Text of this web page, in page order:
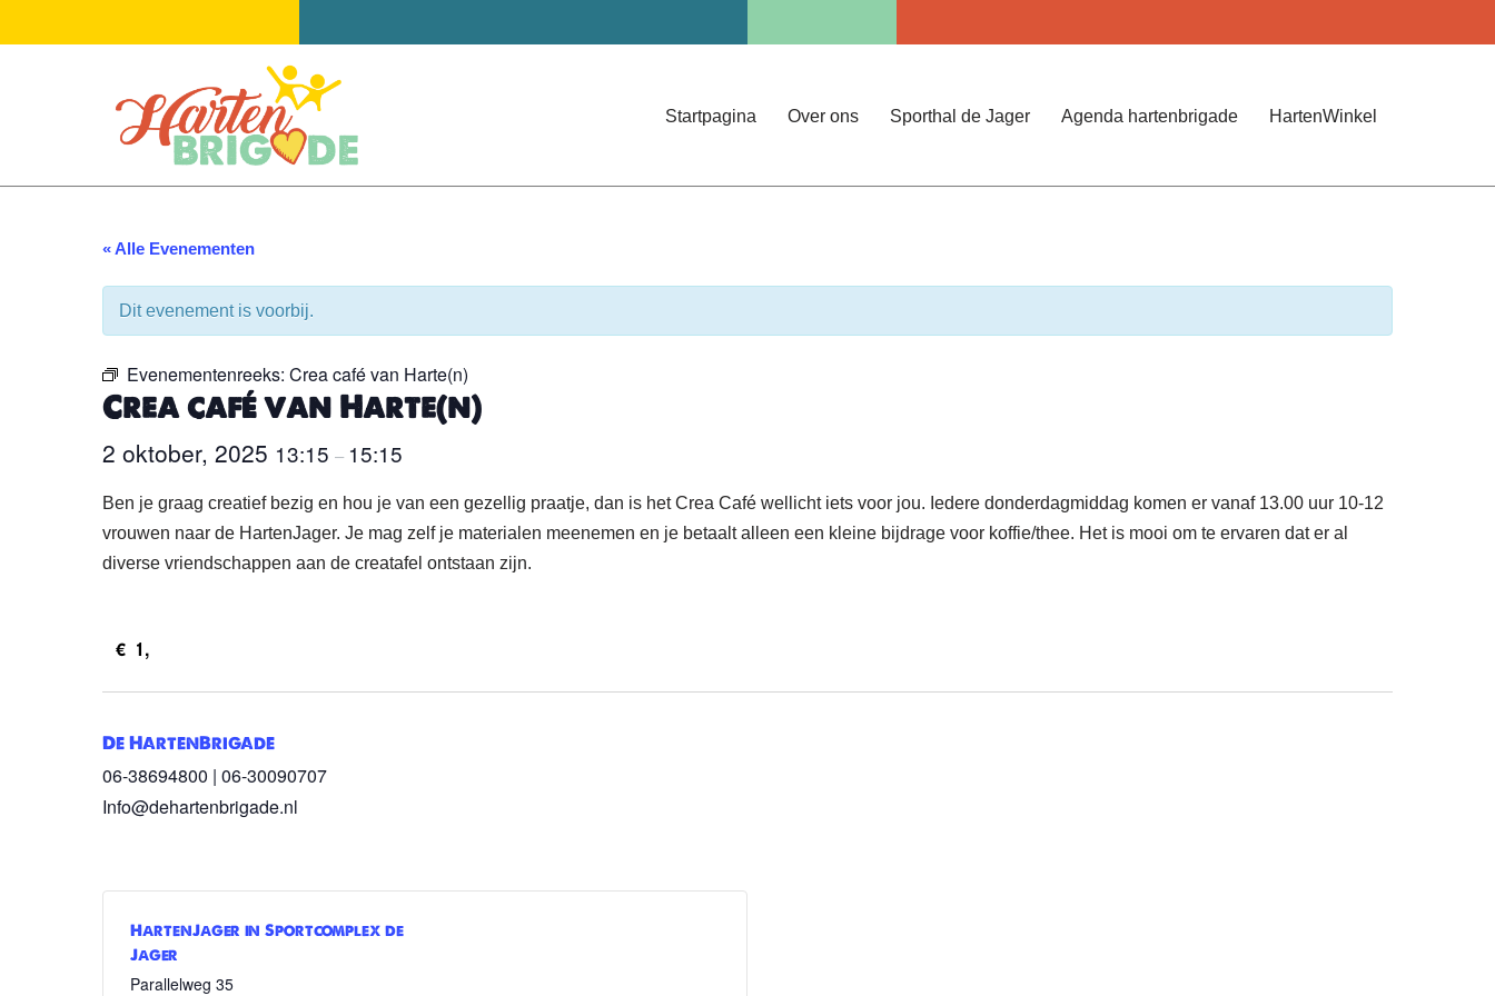
Startpagina Over ons Sporthal de Jager Agenda hartenbrigade HartenWinkel
« Alle Evenementen
Dit evenement is voorbij.
Evenementenreeks: Crea café van Harte(n)
Crea café van Harte(n)
2 oktober, 2025 13:15 – 15:15
Ben je graag creatief bezig en hou je van een gezellig praatje, dan is het Crea Café wellicht iets voor jou. Iedere donderdagmiddag komen er vanaf 13.00 uur 10-12
vrouwen naar de HartenJager. Je mag zelf je materialen meenemen en je betaalt alleen een kleine bijdrage voor koffie/thee. Het is mooi om te ervaren dat er al
diverse vriendschappen aan de creatafel ontstaan zijn.
€1,
De HartenBrigade
06-38694800 | 06-30090707
Info@dehartenbrigade.nl
HartenJager in Sportcomplex de
Jager
Parallelweg 35